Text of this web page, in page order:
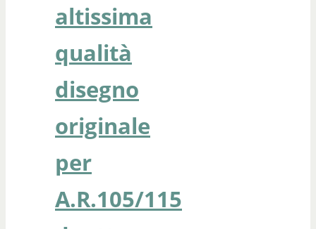
altissima
qualità
disegno
originale
per
A.R.105/115